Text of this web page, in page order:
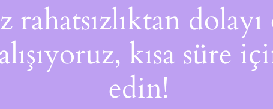
kısa süre
edin!